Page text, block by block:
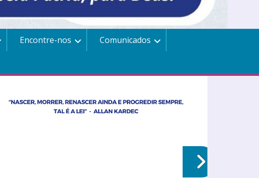
Encontre-nos
Comunicados